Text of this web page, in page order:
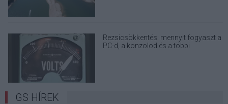
Rezsicsökkentés: mennyit fogyaszt a
PC-d, a konzolod és a többi
GS HÍREK